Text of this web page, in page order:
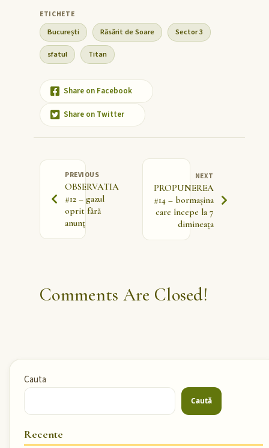
București Răsărit de Soare Sector 3
sfatul Titan
Share on Facebook
Share on Twitter
PREVIOUS
OBSERVATIA
#12 – gazul
oprit fără
anunț
NEXT
PROPUNEREA
#14 – bormașina
care începe la 7
dimineața
Comments Are Closed!
Cauta
Caută
Recente